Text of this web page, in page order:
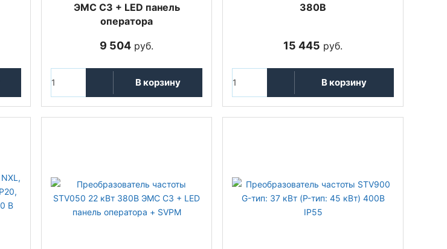
ЭМС С3 + LED панель
оператора
9 504 руб.
В корзину
380В
15 445 руб.
В корзину